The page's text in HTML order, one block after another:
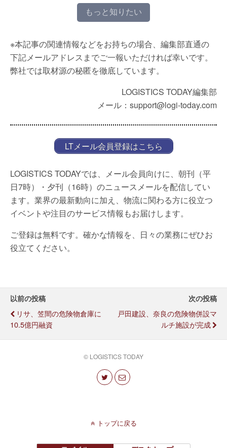
もっと知りたい
※本記事の関連情報などをお持ちの場合、編集部直通の
下記メールアドレスまでご一報いただければ幸いです。
弊社では取材源の秘匿を徹底しています。
LOGISTICS TODAY編集部
メール：support@logi-today.com
LTメール会員登録はこちら
LOGISTICS TODAYでは、メール会員向けに、朝刊（平
日7時）・夕刊（16時）のニュースメールを配信してい
ます。業界の最新動向に加え、物流に関わる方に役立つ
イベントや注目のサービス情報もお届けします。
ご登録は無料です。確かな情報を、日々の業務にぜひお
役立てください。
以前の投稿
リサ、笠間の危険物倉庫に
10.5億円融資
次の投稿
戸田建設、奈良の危険物併設マ
ルチ施設が完成
© LOGISTICS TODAY
トップに戻る